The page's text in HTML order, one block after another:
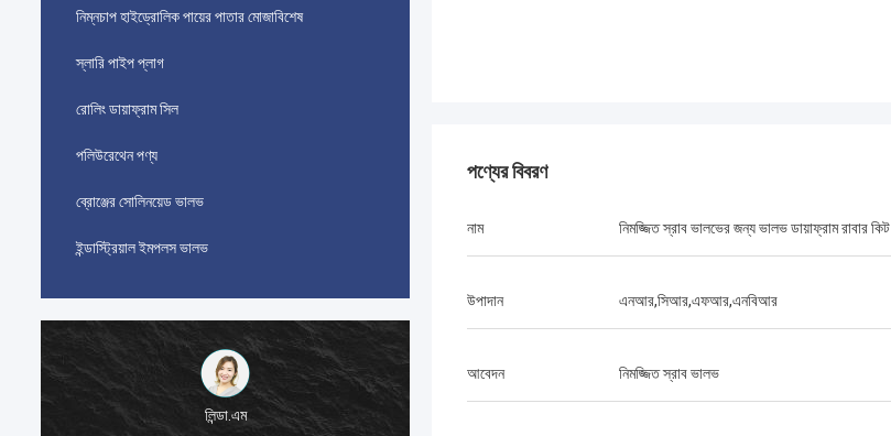
নিম্নচাপ হাইড্রোলিক পায়ের পাতার মোজাবিশেষ
স্লারি পাইপ প্লাগ
রোলিং ডায়াফ্রাম সিল
পলিউরেথেন পণ্য
ব্রোঞ্জের সোলিনয়েড ভালভ
ইন্ডাস্ট্রিয়াল ইমপলস ভালভ
লিন্ডা.এম
পণ্যের বিবরণ
নাম নিমজ্জিত স্রাব ভালভের জন্য ভালভ ডায়াফ্রাম রাবার কিট
উপাদান এনআর,সিআর,এফআর,এনবিআর
আবেদন নিমজ্জিত স্রাব ভালভ